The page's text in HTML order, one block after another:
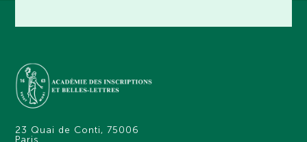
23 Quai de Conti, 75006
Paris